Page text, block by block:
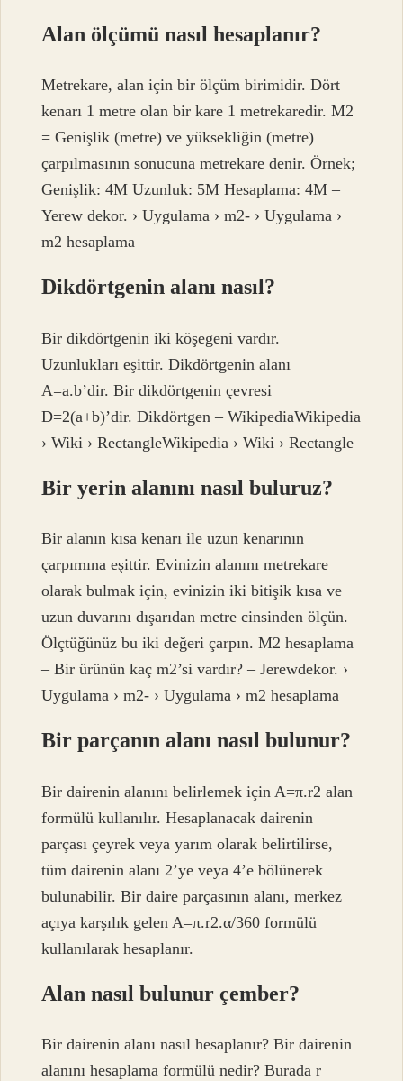
Alan ölçümü nasıl hesaplanır?
Metrekare, alan için bir ölçüm birimidir. Dört
kenarı 1 metre olan bir kare 1 metrekaredir. M2
= Genişlik (metre) ve yüksekliğin (metre)
çarpılmasının sonucuna metrekare denir. Örnek;
Genişlik: 4M Uzunluk: 5M Hesaplama: 4M –
Yerew dekor. › Uygulama › m2- › Uygulama ›
m2 hesaplama
Dikdörtgenin alanı nasıl?
Bir dikdörtgenin iki köşegeni vardır.
Uzunlukları eşittir. Dikdörtgenin alanı
A=a.b’dir. Bir dikdörtgenin çevresi
D=2(a+b)’dir. Dikdörtgen – WikipediaWikipedia
› Wiki › RectangleWikipedia › Wiki › Rectangle
Bir yerin alanını nasıl buluruz?
Bir alanın kısa kenarı ile uzun kenarının
çarpımına eşittir. Evinizin alanını metrekare
olarak bulmak için, evinizin iki bitişik kısa ve
uzun duvarını dışarıdan metre cinsinden ölçün.
Ölçtüğünüz bu iki değeri çarpın. M2 hesaplama
– Bir ürünün kaç m2’si vardır? – Jerewdekor. ›
Uygulama › m2- › Uygulama › m2 hesaplama
Bir parçanın alanı nasıl bulunur?
Bir dairenin alanını belirlemek için A=π.r2 alan
formülü kullanılır. Hesaplanacak dairenin
parçası çeyrek veya yarım olarak belirtilirse,
tüm dairenin alanı 2’ye veya 4’e bölünerek
bulunabilir. Bir daire parçasının alanı, merkez
açıya karşılık gelen A=π.r2.α/360 formülü
kullanılarak hesaplanır.
Alan nasıl bulunur çember?
Bir dairenin alanı nasıl hesaplanır? Bir dairenin
alanını hesaplama formülü nedir? Burada r